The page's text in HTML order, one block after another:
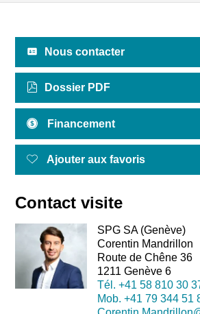
Nous contacter
Dossier PDF
Financement
Ajouter aux favoris
Contact visite
SPG SA (Genève)
Corentin Mandrillon
Route de Chêne 36
1211 Genève 6
Tél. +41 58 810 30
Mob. +41 79 344 51